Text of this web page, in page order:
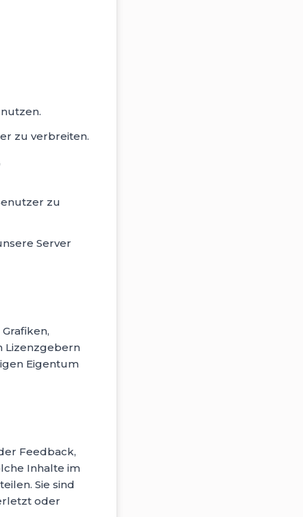
zu verbreiten.
zu
Server
Lizenzgebern
Eigentum
Feedback,
Inhalte im
Sie sind
oder